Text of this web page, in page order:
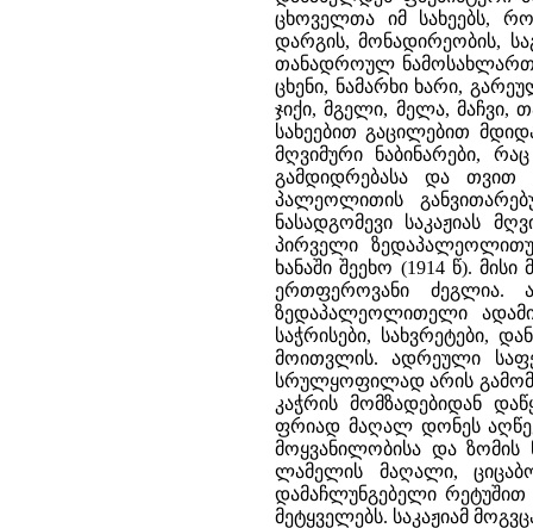
ცხოველთა იმ სახეებს,
დარგის, მონადირეობის,
თანადროულ
ცხენი, ნამარხი ხარი,
ჯიქი, მგელი, მელა,
სახეებით გაცილებით
მღვიმური ნაბინარები,
გამდიდრებასა და თვით
პალეოლითის
ნასადგომევი საკაჟიას
პირველი
ხანაში შეეხო (1914 წ).
ერთფეროვანი ძეგლია.
ზედაპალეოლითელი
საჭრისები, სახვრეტები,
მოითვლის. ადრეული
სრულყოფილად არის
კაჭრის მომზადებიდან
ფრიად მაღალ დონეს
მოყვანილობისა და ზომის
ლამელის მაღალი,
დამაჩლუნგებელი რეტუშით
მეტყველებს. საკაჟიამ